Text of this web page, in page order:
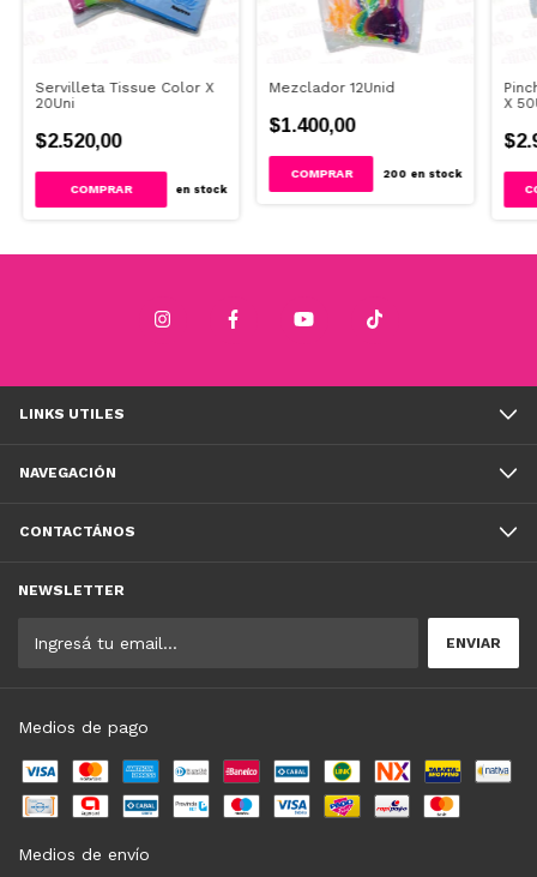
Servilleta Tissue Color X
20Uni
$2.520,00
COMPRAR en stock
Mezclador 12Unid
$1.400,00
200 en stock
X
LINKS UTILES
NAVEGACIÓN
CONTACTÁNOS
NEWSLETTER
Medios de pago
Medios de envío